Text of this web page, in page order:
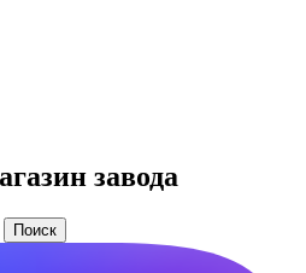
завода
Поиск